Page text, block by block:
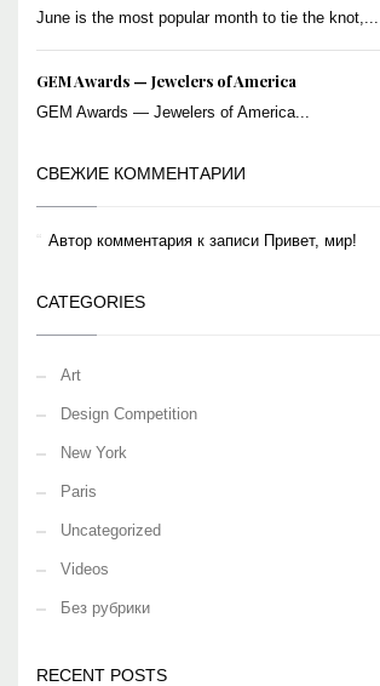
June is the most popular month to tie the knot,...
GEM Awards — Jewelers of America
GEM Awards — Jewelers of America...
СВЕЖИЕ КОММЕНТАРИИ
Автор комментария к записи Привет, мир!
CATEGORIES
Art
Design Competition
New York
Paris
Uncategorized
Videos
Без рубрики
RECENT POSTS